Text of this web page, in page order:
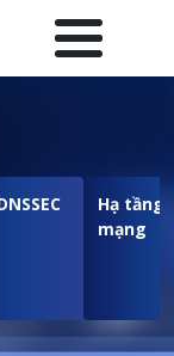
Hạ tầng
mạng